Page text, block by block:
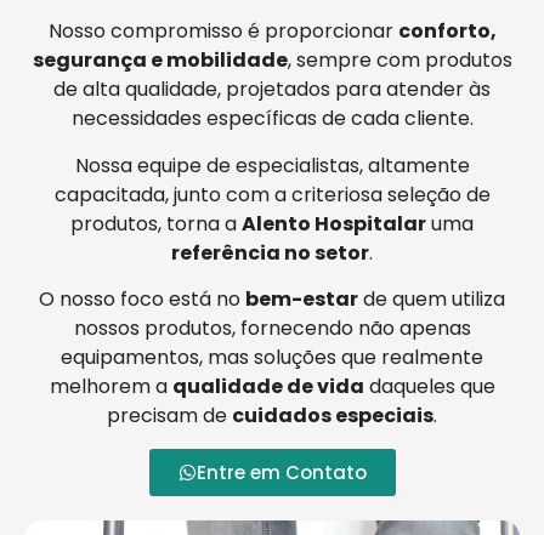
Nosso compromisso é proporcionar conforto,
segurança e mobilidade, sempre com produtos
de alta qualidade, projetados para atender às
necessidades específicas de cada cliente.
Nossa equipe de especialistas, altamente
capacitada, junto com a criteriosa seleção de
produtos, torna aAlento Hospitalaruma
referência no setor.
O nosso foco está no bem-estarde quem utiliza
nossos produtos, fornecendo não apenas
equipamentos, mas soluções que realmente
melhorem a qualidade de vida daqueles que
precisam de cuidados especiais.
Entre em Contato